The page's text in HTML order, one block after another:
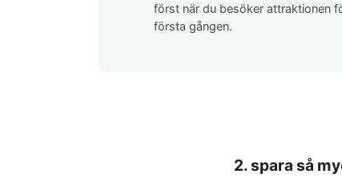
först när du besöker attraktionen
första gången.
2. spara så